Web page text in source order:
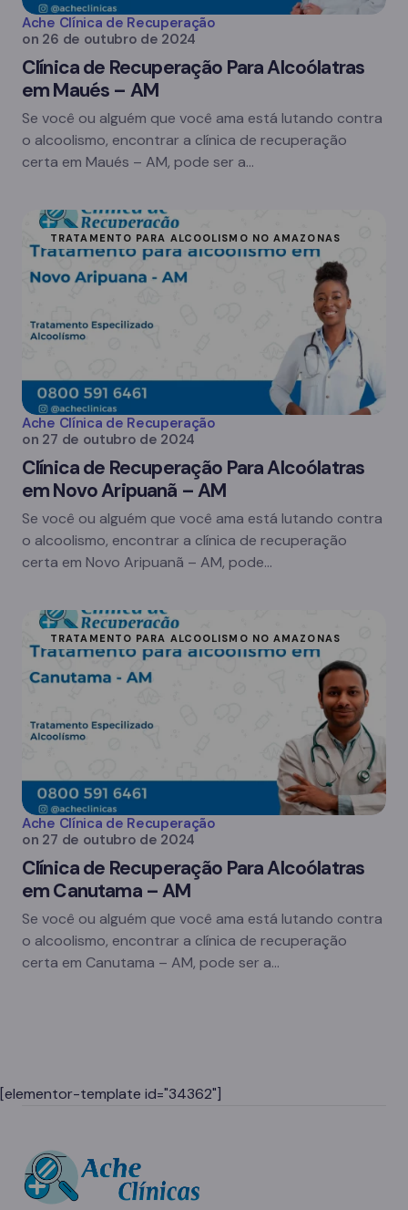
Ache Clínica de Recuperação
on 26 de outubro de 2024
Clínica de Recuperação Para Alcoólatras
em Maués – AM
Se você ou alguém que você ama está lutando contra
o alcoolismo, encontrar a clínica de recuperação
certa em Maués – AM, pode ser a…
TRATAMENTO PARA ALCOOLISMO NO AMAZONAS
Ache Clínica de Recuperação
on 27 de outubro de 2024
Clínica de Recuperação Para Alcoólatras
em Novo Aripuanã – AM
Se você ou alguém que você ama está lutando contra
o alcoolismo, encontrar a clínica de recuperação
certa em Novo Aripuanã – AM, pode…
TRATAMENTO PARA ALCOOLISMO NO AMAZONAS
Ache Clínica de Recuperação
on 27 de outubro de 2024
Clínica de Recuperação Para Alcoólatras
em Canutama – AM
Se você ou alguém que você ama está lutando contra
o alcoolismo, encontrar a clínica de recuperação
certa em Canutama – AM, pode ser a…
[elementor-template id="34362"]